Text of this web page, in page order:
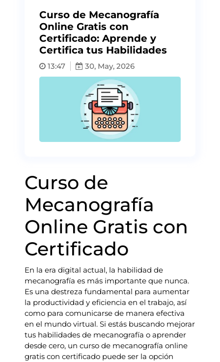
Curso de Mecanografía
Online Gratis con
Certificado: Aprende y
Certifica tus Habilidades
13:47 30, May, 2026
Curso de
Mecanografía
Online Gratis con
Certificado
En la era digital actual, la habilidad de
mecanografía es más importante que nunca.
Es una destreza fundamental para aumentar
la productividad y eficiencia en el trabajo, así
como para comunicarse de manera efectiva
en el mundo virtual. Si estás buscando mejorar
tus habilidades de mecanografía o aprender
desde cero, un curso de mecanografía online
gratis con certificado puede ser la opción